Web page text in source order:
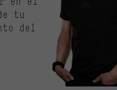
tu
del